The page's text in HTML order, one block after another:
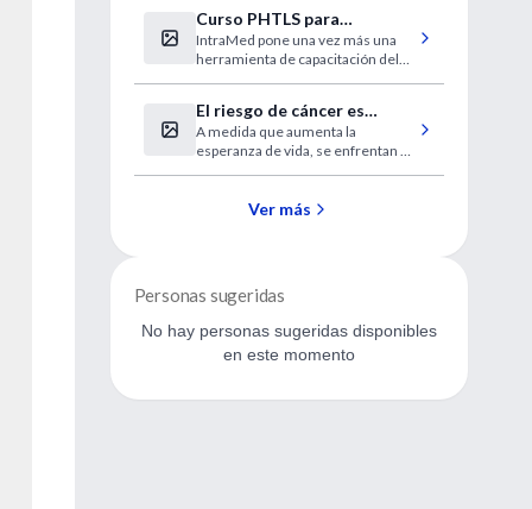
Curso PHTLS para
estudiantes de medicina
IntraMed pone una vez más una
herramienta de capacitación del
curso PHTLS que se dictará los
días 29 y 30 de octubre.
El riesgo de cáncer es
mayor entre los que tienen
VIH
A medida que aumenta la
esperanza de vida, se enfrentan a
Ver más
Personas sugeridas
No hay personas sugeridas disponibles
en este momento